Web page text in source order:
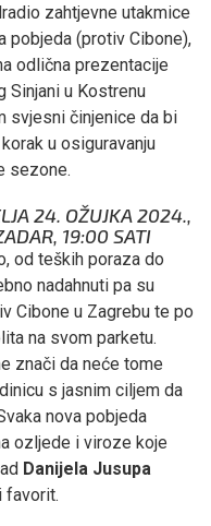
zahtjevne utakmice
pobjeda (protiv Cibone),
odlična prezentacije
Sinjani u Kostrenu
svjesni činjenice da bi
u osiguravanju
sezone.
24. OŽUJKA 2024.,
19:00 SATI
od teških poraza do
nadahnuti pa su
Cibone u Zagrebu te po
na svom parketu.
znači da neće tome
s jasnim ciljem da
nova pobjeda
ozljede i viroze koje
Danijela Jusupa
favorit.